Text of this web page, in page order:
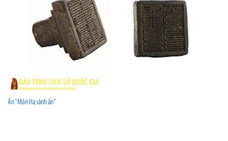
Ấn “Môn Hạ sảnh ấn”